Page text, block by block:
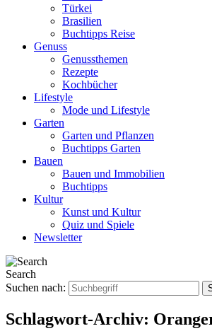
Türkei
Brasilien
Buchtipps Reise
Genuss
Genussthemen
Rezepte
Kochbücher
Lifestyle
Mode und Lifestyle
Garten
Garten und Pflanzen
Buchtipps Garten
Bauen
Bauen und Immobilien
Buchtipps
Kultur
Kunst und Kultur
Quiz und Spiele
Newsletter
Search
Suchen nach:
Schlagwort-Archiv: